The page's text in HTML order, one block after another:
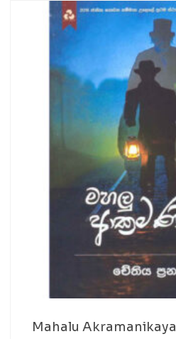
Mahalu Akramanikaya